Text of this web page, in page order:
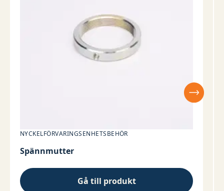
NYCKELFÖRVARINGSENHETSBEHÖR
Spännmutter
Gå till produkt